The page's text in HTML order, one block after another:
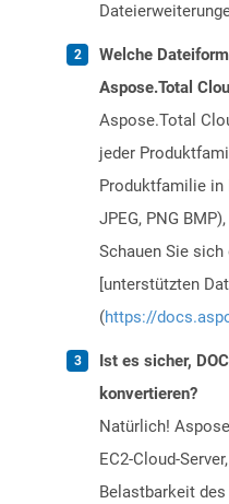
Welche
Aspose.Total
Aspose.Total
jeder
Produktfamilie in
JPEG, PNG
Schauen Sie
[unterstützten
(https://
Ist es sicher,
konvertieren?
Natürlich!
EC2-Cloud-
Belastbarkeit